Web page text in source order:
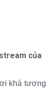
của
khá tương